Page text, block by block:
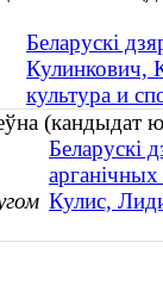
Беларускі
Кулинкович,
культура и
Беларускі
Кулис,